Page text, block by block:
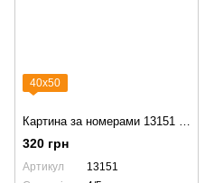
40х50
Картина за номерами 13151 Таємнича лілія з фарбами металік+ лак
320 грн
Артикул
13151